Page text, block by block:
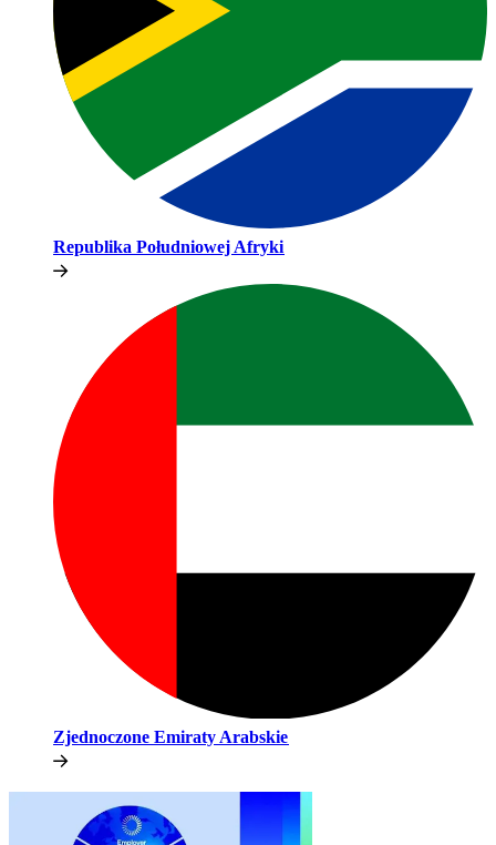
Republika Południowej Afryki​​
Zjednoczone Emiraty Arabskie​​